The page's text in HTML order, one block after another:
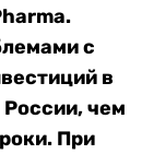
с
в
чем
При